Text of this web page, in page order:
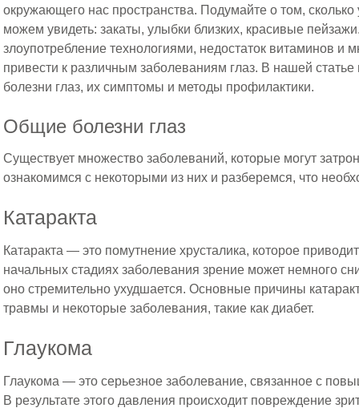
окружающего нас пространства. Подумайте о том,
можем увидеть: закаты, улыбки близких, красивые
злоупотребление технологиями, недостаток витаминов и
привести к различным заболеваниям глаз. В нашей
болезни глаз, их симптомы и методы профилактики.
Общие болезни глаз
Существует множество заболеваний, которые могут
ознакомимся с некоторыми из них и разберемся, что
Катаракта
Катаракта — это помутнение хрусталика, которое
начальных стадиях заболевания зрение может немного
оно стремительно ухудшается. Основные причины
травмы и некоторые заболевания, такие как диабет.
Глаукома
Глаукома — это серьезное заболевание, связанное с
В результате этого давления происходит повреждение